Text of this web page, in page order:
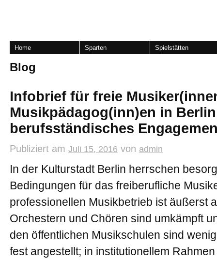
Home Sparten Spielstätten
Blog
Infobrief für freie
Musikpädagog(inn)en in
berufsständisches
Publiziert am Juli 15, 2016 von admin
In der Kulturstadt Berlin herrschen
Bedingungen für das freiberufliche
professionellen Musikbetrieb ist äußerst
Orchestern und Chören sind umkämpft
den öffentlichen Musikschulen sind
fest angestellt; in institutionellem